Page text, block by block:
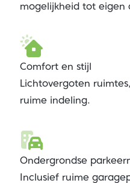
mogelijkheid tot eigen
Comfort en stijl
Lichtovergoten
ruime indeling.
Ondergrondse
Inclusief ruime